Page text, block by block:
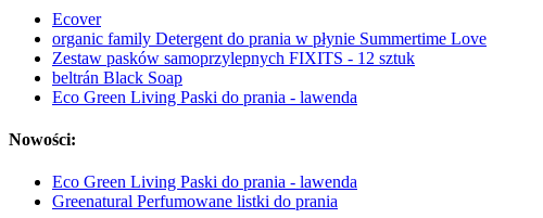
Ecover
organic family Detergent do prania w płynie Summertime Love
Zestaw pasków samoprzylepnych FIXITS - 12 sztuk
beltrán Black Soap
Eco Green Living Paski do prania - lawenda
Nowości:
Eco Green Living Paski do prania - lawenda
Greenatural Perfumowane listki do prania